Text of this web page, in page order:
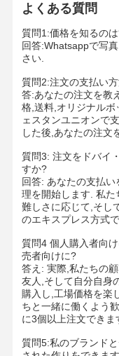
事件
18K ダイヤモンド
18KT ゴールド ブ
18K ペンダント
18K ゴールド ブ
ダイヤモンドの腕
18 カラット 金 の
18K ゴールド ブロ
18K ジュエリーセ
14K ダイヤモンド
14 カラット 金の指
よくある質問
質問1:価格を知るの
回答:Whatsappで写
さい.
質問2:注文の支払い
答:あなたの注文を教
格,送料,オリジナルボ
ェスタンユニオンで
した後,あなたの注文
質問3: 注文をドバイ
すか?
回答: あなたの支払
理を開始します. 私
難しさに応じて,そし
のエキスプレス方式で..
質問4 個人購入者向
売者向けに?
答え: 実際,私たちの
友人,そして自分自身
購入し,工場価格を楽
ちと一緒に働くよう
に3個以上注文できま
質問5:私のブランド